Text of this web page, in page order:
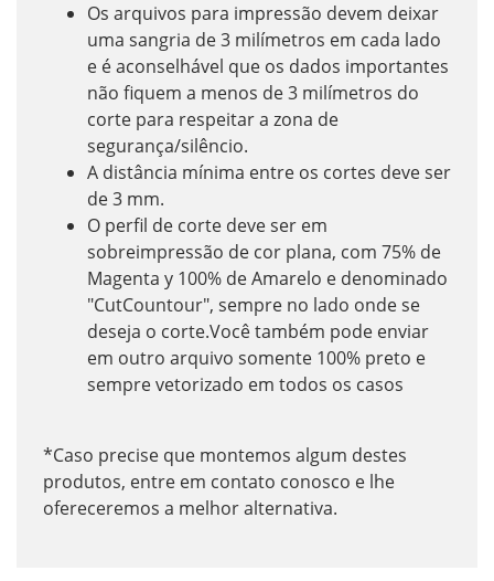
Os arquivos para impressão devem deixar
uma sangria de 3 milímetros em cada lado
e é aconselhável que os dados importantes
não fiquem a menos de 3 milímetros do
corte para respeitar a zona de
segurança/silêncio.
A distância mínima entre os cortes deve ser
de 3 mm.
O perfil de corte deve ser em
sobreimpressão de cor plana, com 75% de
Magenta y 100% de Amarelo e denominado
"CutCountour", sempre no lado onde se
deseja o corte.Você também pode enviar
em outro arquivo somente 100% preto e
sempre vetorizado em todos os casos
*Caso precise que montemos algum destes
produtos, entre em contato conosco e lhe
ofereceremos a melhor alternativa.